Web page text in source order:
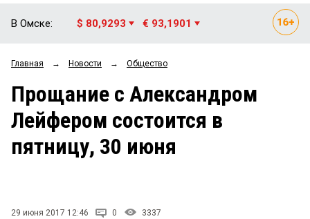
ОБЩЕСТВО
ЗАКОН
НОВОСТИ КОМПАНИЙ
Рейтинги
Блоги
В Омске: $ 80,9293 € 93,1901
Главная → Новости → Общество
Прощание с Александром
Лейфером состоится в
пятницу, 30 июня
29 июня 2017 12:46 0 3337